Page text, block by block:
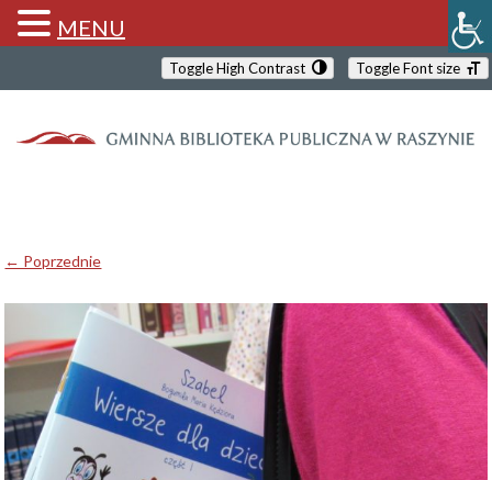
Toggle High Contrast Toggle Font size
← Poprzednie
MENU